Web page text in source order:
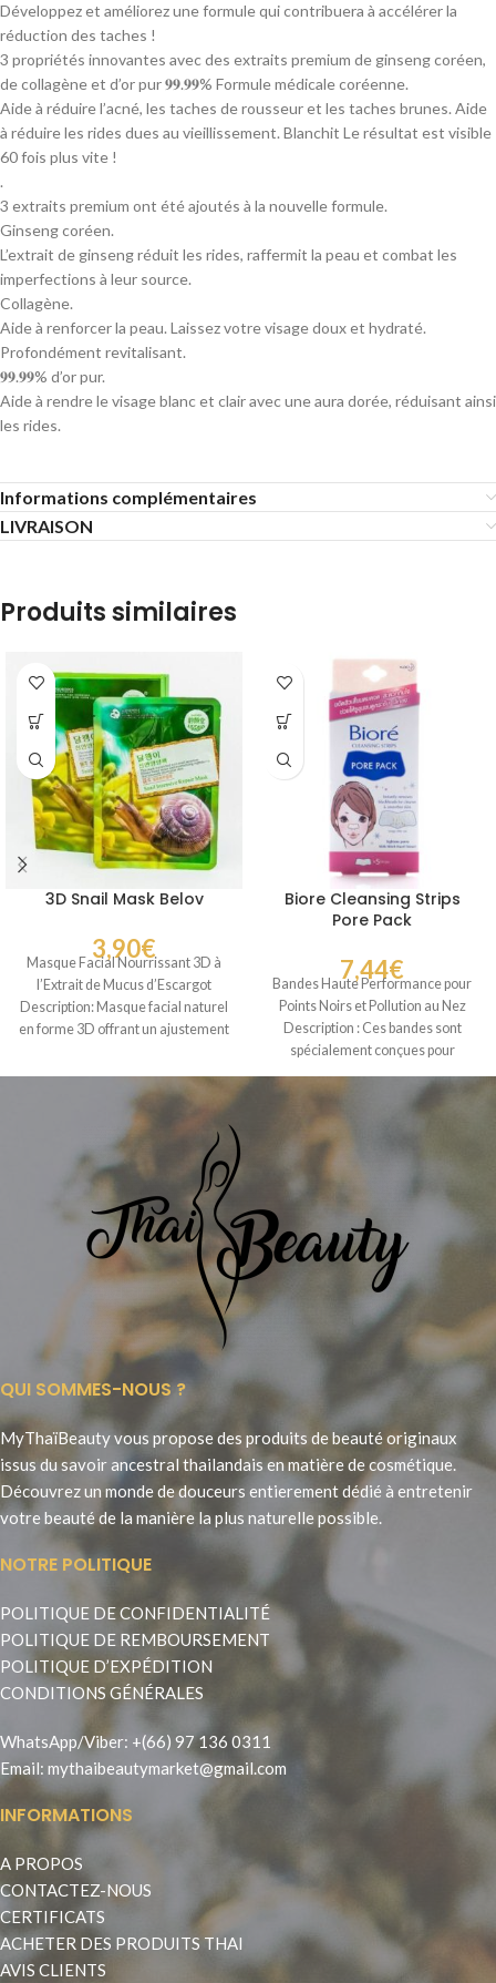
Développez et améliorez une formule qui contribuera à accélérer la
réduction des taches !
3 propriétés innovantes avec des extraits premium de ginseng coréen,
de collagène et d’or pur 𝟗𝟗.𝟗𝟗% Formule médicale coréenne.
Aide à réduire l’acné, les taches de rousseur et les taches brunes. Aide
à réduire les rides dues au vieillissement. Blanchit Le résultat est visible
60 fois plus vite !
.
3 extraits premium ont été ajoutés à la nouvelle formule.
Ginseng coréen.
L’extrait de ginseng réduit les rides, raffermit la peau et combat les
imperfections à leur source.
Collagène.
Aide à renforcer la peau. Laissez votre visage doux et hydraté.
Profondément revitalisant.
𝟗𝟗.𝟗𝟗% d’or pur.
Aide à rendre le visage blanc et clair avec une aura dorée, réduisant ainsi
les rides.
Informations complémentaires
LIVRAISON
Produits similaires
3D Snail Mask Belov
3,90€
Masque Facial Nourrissant 3D à
l’Extrait de Mucus d’Escargot
Description: Masque facial naturel
en forme 3D offrant un ajustement
Biore Cleansing Strips
Pore Pack
7,44€
Bandes Haute Performance pour
Points Noirs et Pollution au Nez
Description : Ces bandes sont
spécialement conçues pour
éliminer instantanément
QUI SOMMES-NOUS ?
MyThaïBeauty vous propose des produits de beauté originaux
issus du savoir ancestral thailandais en matière de cosmétique.
Découvrez un monde de douceurs entierement dédié à entretenir
votre beauté de la manière la plus naturelle possible.
NOTRE POLITIQUE
POLITIQUE DE CONFIDENTIALITÉ
POLITIQUE DE REMBOURSEMENT
POLITIQUE D’EXPÉDITION
CONDITIONS GÉNÉRALES
WhatsApp/Viber: +(66) 97 136 0311
Email: mythaibeautymarket@gmail.com
INFORMATIONS
A PROPOS
CONTACTEZ-NOUS
CERTIFICATS
ACHETER DES PRODUITS THAI
AVIS CLIENTS